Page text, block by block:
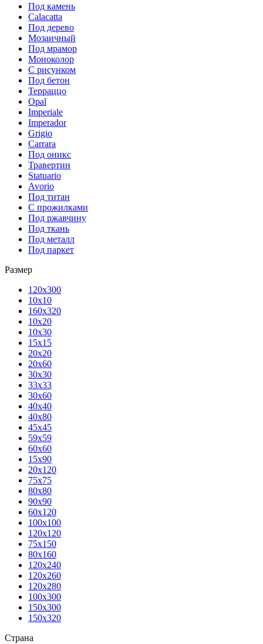
Под камень
Calacatta
Под дерево
Мозаичный
Под мрамор
Моноколор
С рисунком
Под бетон
Терраццо
Opal
Imperiale
Imperador
Grigio
Carrara
Под оникс
Травертин
Statuario
Avorio
Под титан
С прожилками
Под ржавчину
Под ткань
Под металл
Под паркет
Размер
120х300
10х10
160х320
10х20
10х30
15х15
20х20
20х60
30х30
33х33
30х60
40х40
40х80
45х45
59х59
60х60
15х90
20х120
75х75
80х80
90х90
60х120
100х100
120х120
75х150
80х160
120х240
120х260
120х280
100х300
150х300
150х320
Страна